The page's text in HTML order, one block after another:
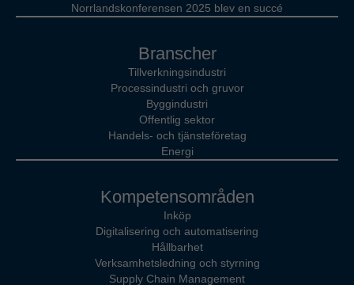
Branscher
Tillverkningsindustri
Processindustri och gruvor
Byggindustri
Offentlig sektor
Handels- och tjänsteföretag
Energi
Kompetensområden
Inköp
Digitalisering och automatisering
Hållbarhet
Verksamhetsledning och styrning
Supply Chain Management
Norrlandskonferensen 2025 blev en succé